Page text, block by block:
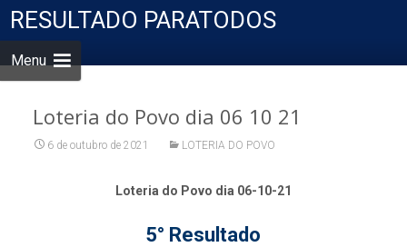
Menu
RESULTADO PARATODOS
Loteria do Povo dia 06 10 21
6 de outubro de 2021 LOTERIA DO POVO
Loteria do Povo dia 06-10-21
5° Resultado